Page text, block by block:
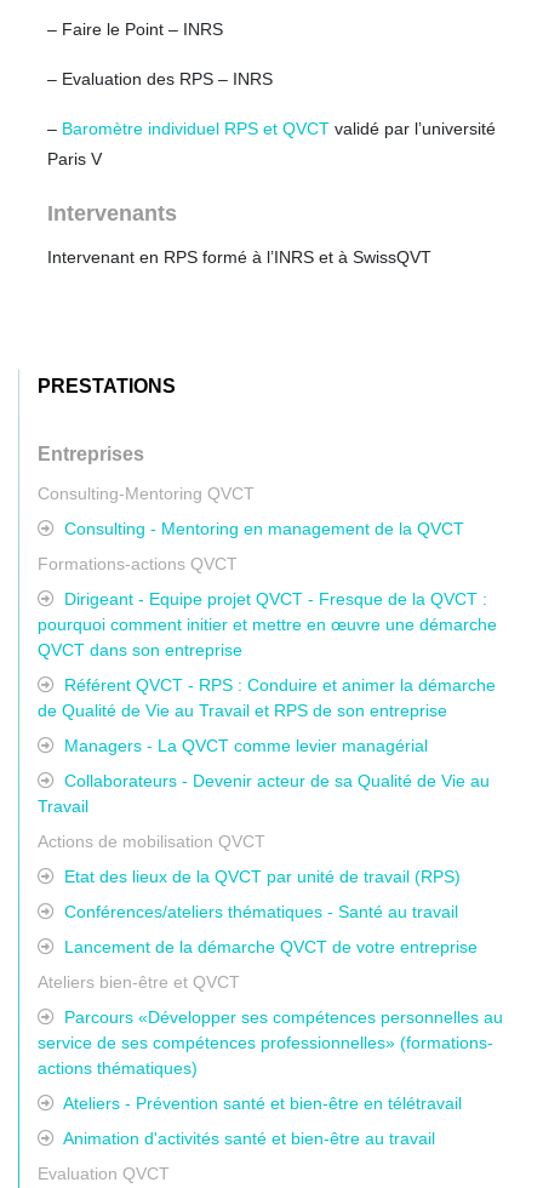
– Faire le Point – INRS
– Evaluation des RPS – INRS
– Baromètre individuel RPS et QVCT validé par l’université
Paris V
Intervenants
Intervenant en RPS formé à l’INRS et à SwissQVT
PRESTATIONS
Entreprises
Consulting-Mentoring QVCT
Consulting - Mentoring en management de la QVCT
Formations-actions QVCT
Dirigeant - Equipe projet QVCT - Fresque de la QVCT :
pourquoi comment initier et mettre en œuvre une démarche
QVCT dans son entreprise
Référent QVCT - RPS : Conduire et animer la démarche
de Qualité de Vie au Travail et RPS de son entreprise
Managers - La QVCT comme levier managérial
Collaborateurs - Devenir acteur de sa Qualité de Vie au
Travail
Actions de mobilisation QVCT
Etat des lieux de la QVCT par unité de travail (RPS)
Conférences/ateliers thématiques - Santé au travail
Lancement de la démarche QVCT de votre entreprise
Ateliers bien-être et QVCT
Parcours «Développer ses compétences personnelles au
service de ses compétences professionnelles» (formations-
actions thématiques)
Ateliers - Prévention santé et bien-être en télétravail
Animation d'activités santé et bien-être au travail
Evaluation QVCT